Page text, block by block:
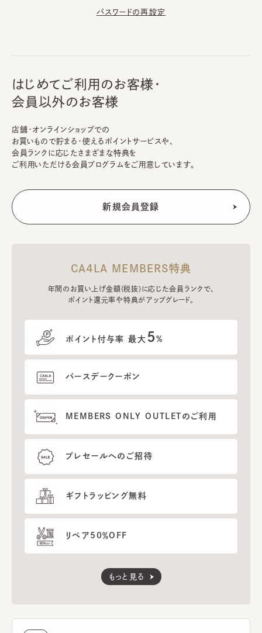
パスワードの再設定
はじめてご利用のお客様・
会員以外のお客様
店舗・オンラインショップでの
お買いもので貯まる・使えるポイントサービスや、
会員ランクに応じたさまざまな特典を
ご利用いただける会員プログラムをご用意しています。
CA4LA MEMBERS特典
年間のお買い上げ金額(税抜)に応じた会員ランクで、
ポイント還元率や特典がアップグレード。
ポイント付与率 最大 5%
バースデークーポン
MEMBERS ONLY OUTLETのご利用
プレセールへのご招待
ギフトラッピング無料
リペア50％OFF
もっと見る